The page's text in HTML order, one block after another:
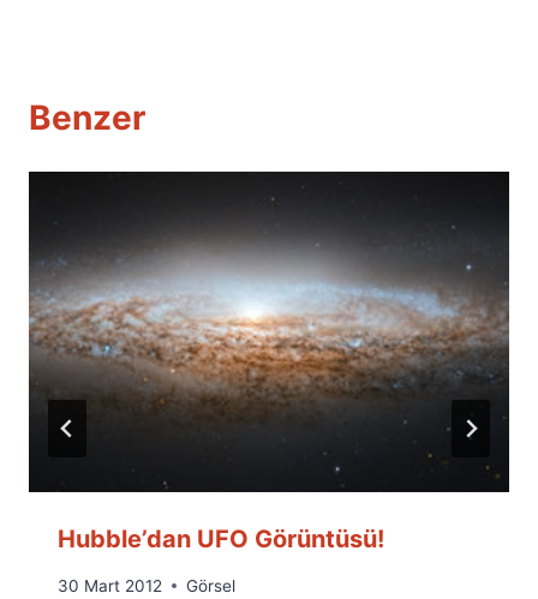
Benzer
Hubble’dan UFO Görüntüsü!
By
30 Mart 2012 Görsel